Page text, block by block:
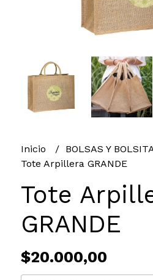
Inicio
BOLSAS Y
Tote Arpillera GRANDE
Tote
GRANDE
$20.000,00